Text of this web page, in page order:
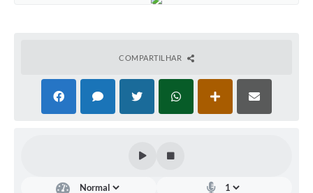
Contratos
Audiências Públicas
COMPARTILHAR